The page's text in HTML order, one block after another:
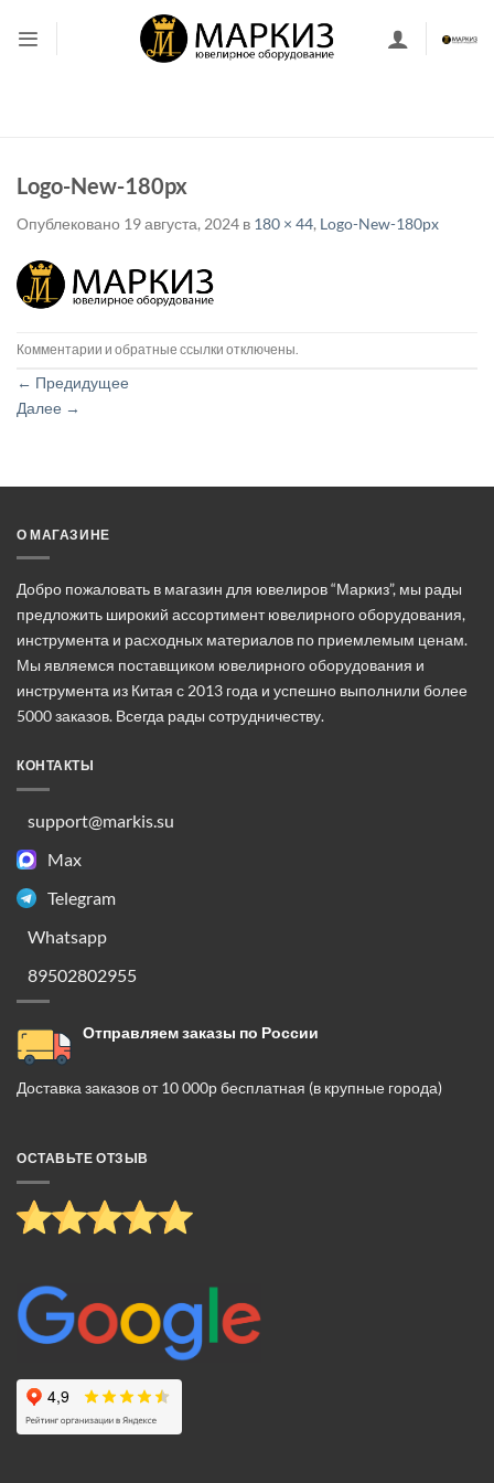
Logo-New-180px
Опублековано 19 августа, 2024 в 180 × 44, Logo-New-180px
Комментарии и обратные ссылки отключены.
← Предидущее
Далее →
О МАГАЗИНЕ
Добро пожаловать в магазин для ювелиров “Маркиз”, мы рады
предложить широкий ассортимент ювелирного оборудования,
инструмента и расходных материалов по приемлемым ценам.
Мы являемся поставщиком ювелирного оборудования и
инструмента из Китая с 2013 года и успешно выполнили более
5000 заказов. Всегда рады сотрудничеству.
КОНТАКТЫ
support@markis.su
Max
Telegram
Whatsapp
89502802955
Отправляем заказы по России
Доставка заказов от 10 000р бесплатная (в крупные города)
ОСТАВЬТЕ ОТЗЫВ